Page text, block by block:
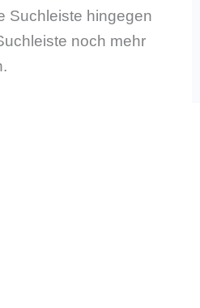
Suchleiste hingegen
noch mehr